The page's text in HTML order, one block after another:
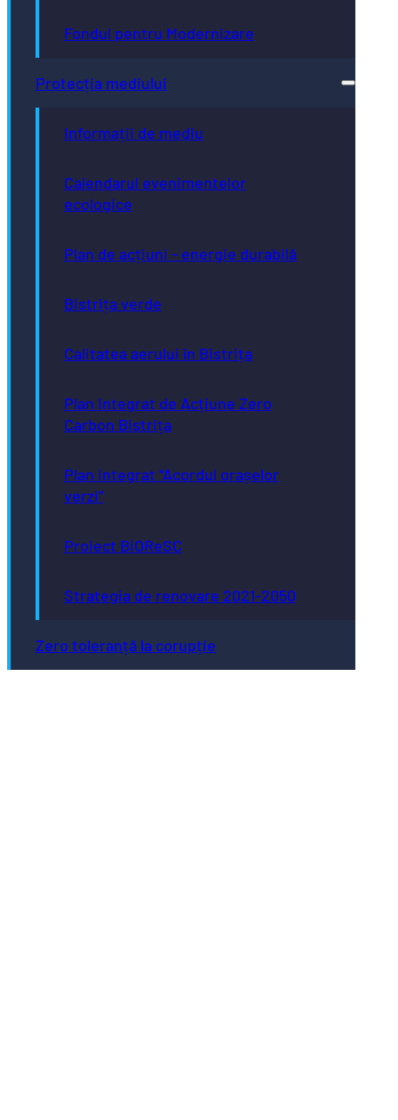
Fondul pentru Modernizare
Protecția mediului
Informații de mediu
Calendarul evenimentelor
ecologice
Plan de acțiuni - energie durabilă
Bistrița verde
Calitatea aerului în Bistrița
Plan Integrat de Acțiune Zero
Carbon Bistrița
Plan integrat “Acordul orașelor
verzi”
Proiect BiOReSC
Strategia de renovare 2021-2050
Zero toleranță la corupție